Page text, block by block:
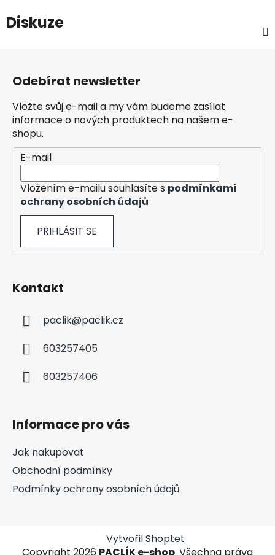
Diskuze
Odebírat newsletter
Vložte svůj e-mail a my vám budeme zasílat
informace o nových produktech na našem e-
shopu.
E-mail
Vložením e-mailu souhlasíte s podmínkami
ochrany osobních údajů
PŘIHLÁSIT SE
Kontakt
paclik@paclik.cz
603257405
603257406
Informace pro vás
Jak nakupovat
Obchodní podmínky
Podmínky ochrany osobních údajů
Vytvořil Shoptet